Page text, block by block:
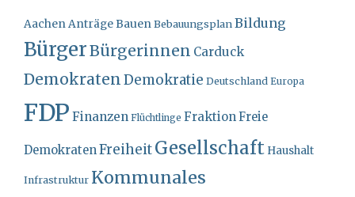
AachenAnträgeBauenBebauungsplanBildung
BürgerBürgerinnen Carduck
Demokraten Demokratie Deutschland Europa
FDP Finanzen Flüchtlinge Fraktion Freie
Demokraten FreiheitGesellschaft Haushalt
Infrastruktur Kommunales